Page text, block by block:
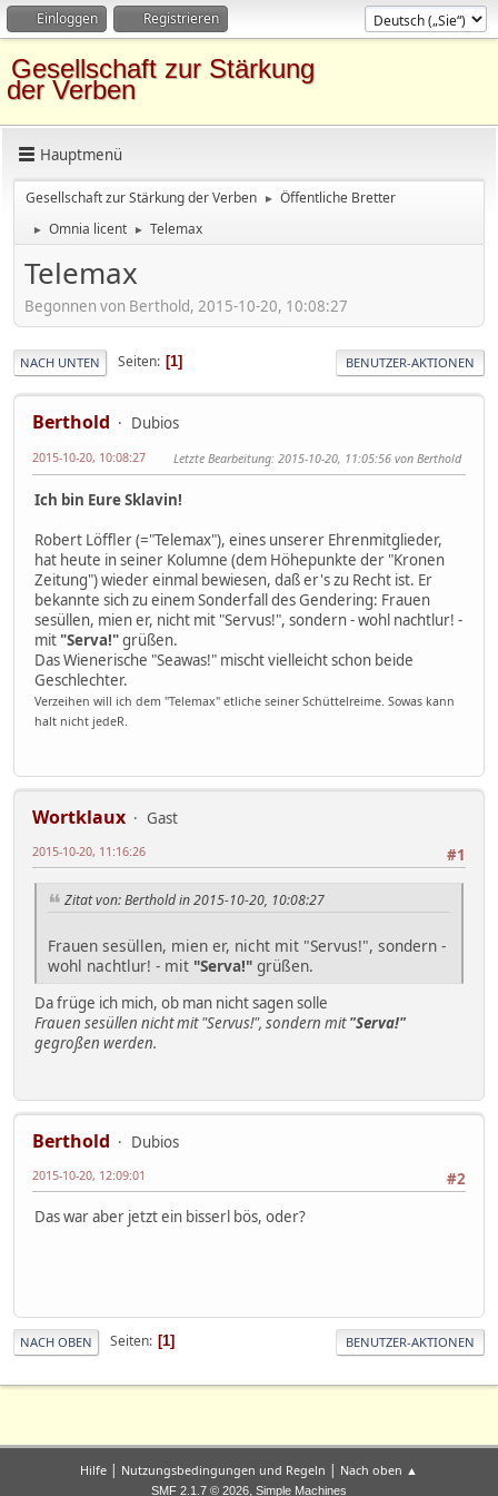
Einloggen Registrieren
Gesellschaft zur Stärkung
der Verben
Hauptmenü
Gesellschaft zur Stärkung der Verben ► Öffentliche Bretter
► Omnia licent ► Telemax
Telemax
Begonnen von Berthold, 2015-10-20, 10:08:27
NACH UNTEN Seiten 1 BENUTZER-AKTIONEN
Berthold Dubios
2015-10-20, 10:08:27 Letzte Bearbeitung: 2015-10-20, 11:05:56 von Berthold
Ich bin Eure Sklavin!
Robert Löffler (="Telemax"), eines unserer Ehrenmitglieder,
hat heute in seiner Kolumne (dem Höhepunkte der "Kronen
Zeitung") wieder einmal bewiesen, daß er's zu Recht ist. Er
bekannte sich zu einem Sonderfall des Gendering: Frauen
sesüllen, mien er, nicht mit "Servus!", sondern - wohl nachtlur! -
mit "Serva!"grüßen.
Das Wienerische "Seawas!" mischt vielleicht schon beide
Geschlechter.
Verzeihen will ich dem "Telemax" etliche seiner Schüttelreime. Sowas kann
halt nicht jedeR.
Wortklaux
Gast
#1
2015-10-20, 11:16:26
Zitat von: Berthold in 2015-10-20, 10:08:27
Frauen sesüllen, mien er, nicht mit "Servus!", sondern -
wohl nachtlur! - mit "Serva!" grüßen.
Da früge ich mich, ob man nicht sagen solle
Frauen sesüllen nicht mit "Servus!", sondern mit"Serva!"
gegroßen werden.
Berthold
Dubios
#2
2015-10-20, 12:09:01
Das war aber jetzt ein bisserl bös, oder?
NACH OBEN Seiten 1 BENUTZER-AKTIONEN
Hilfe | Nutzungsbedingungen und Regeln | Nach oben ▲
SMF 2.1.7 © 2026, Simple Machines